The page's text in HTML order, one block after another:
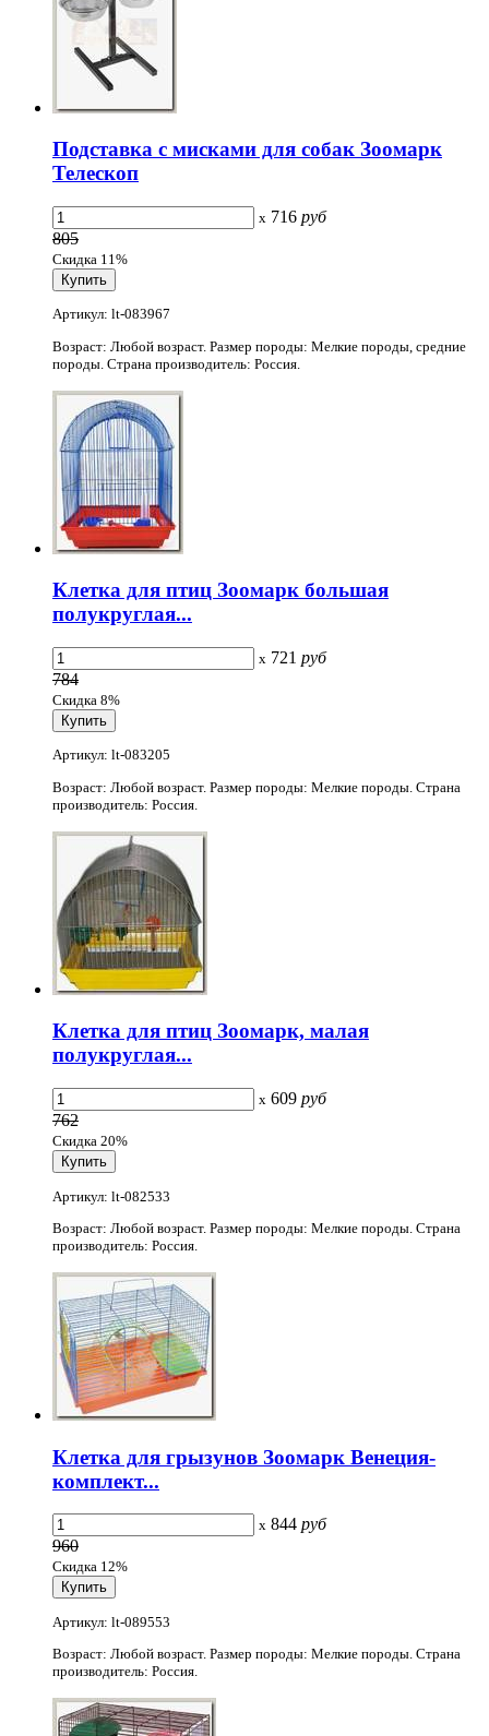
Подставка с мисками для собак Зоомарк
Телескоп
x 716 руб
805
Скидка 11%
Артикул: lt-083967
Возраст: Любой возраст. Размер породы: Мелкие породы, средние
породы. Страна производитель: Россия.
Клетка для птиц Зоомарк большая
полукруглая...
x 721 руб
784
Скидка 8%
Артикул: lt-083205
Возраст: Любой возраст. Размер породы: Мелкие породы. Страна
производитель: Россия.
Клетка для птиц Зоомарк, малая
полукруглая...
x 609 руб
762
Скидка 20%
Артикул: lt-082533
Возраст: Любой возраст. Размер породы: Мелкие породы. Страна
производитель: Россия.
Клетка для грызунов Зоомарк Венеция-
комплект...
x 844 руб
960
Скидка 12%
Артикул: lt-089553
Возраст: Любой возраст. Размер породы: Мелкие породы. Страна
производитель: Россия.